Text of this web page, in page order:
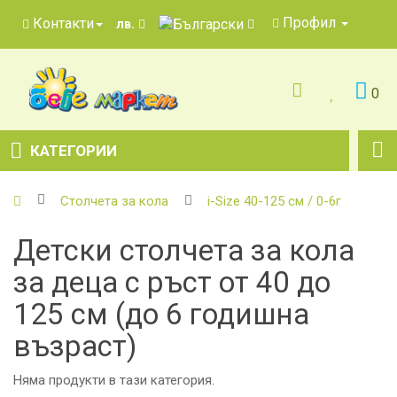
Контакти лв. Профил
0
КАТЕГОРИИ
Столчета за кола i-Size 40-125 см / 0-6г
Детски столчета за кола
за деца с ръст от 40 до
125 см (до 6 годишна
възраст)
Няма продукти в тази категория.